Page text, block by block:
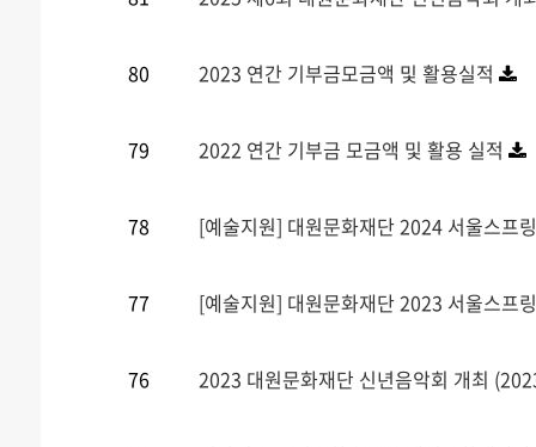
80 2023 연간 기부금모금액 및 활용실적
79 2022 연간 기부금 모금액 및 활용 실적
78 [예술지원] 대원문화재단 2024 서울스프
77 [예술지원] 대원문화재단 2023 서울스프
76 2023 대원문화재단 신년음악회 개최